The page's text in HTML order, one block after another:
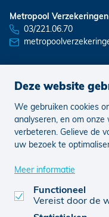
Metropool Verzekeringen
03/221.06.70
Nieuws
Juridisch Klachten
0466539712
Deze website
We gebruiken cookies
analyseren, en om
verbeteren. Gelieve de
uw bezoek te
Meer informatie
Functioneel
Vereist door de